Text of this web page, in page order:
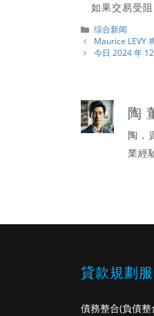
如果交易受
分
類
综合新闻
Maurice LEVY
今日 2024 年
陶
陶，
業經
貸款規劃
債務整合(負債整